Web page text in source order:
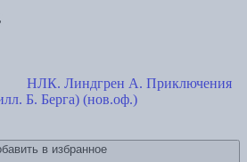
НЛК. Линдгрен А. Приключения
Б. Берга) (нов.оф.)
в избранное